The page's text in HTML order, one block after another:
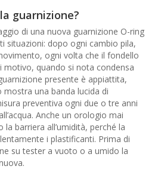
guarnizione?
di una nuova guarnizione O-ring
situazioni: dopo ogni cambio pila,
ogni volta che il fondello
motivo, quando si nota condensa
presente è appiattita,
una banda lucida di
preventiva ogni due o tre anni
Anche un orologio mai
barriera all’umidità, perché la
i plastificanti. Prima di
su tester a vuoto o a umido la